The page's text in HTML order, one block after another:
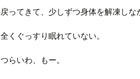
戻ってきて、少しずつ身体を解凍しな
全くぐっすり眠れていない。
つらいわ、もー。